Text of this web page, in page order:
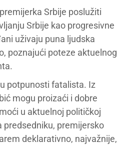
Srbije poslužiti
Srbije kao progresivne
uživaju puna ljudska
poznajući poteze aktuelnog
potpunosti fatalista. Iz
mogu proizaći i dobre
u aktuelnoj političkoj
predsedniku, premijersko
deklarativno, najvažnije,